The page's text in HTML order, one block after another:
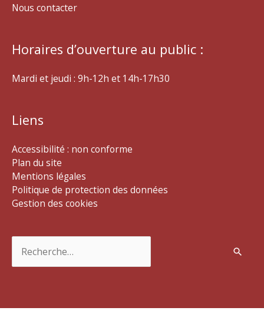
Nous contacter
Horaires d’ouverture au public :
Mardi et jeudi : 9h-12h et 14h-17h30
Liens
Accessibilité : non conforme
Plan du site
Mentions légales
Politique de protection des données
Gestion des cookies